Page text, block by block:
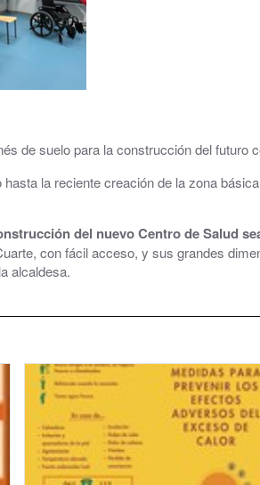
· Servicios Sociales
de suelo para la construcción del futuro
la reciente creación de la zona
del nuevo Centro de Salud
con fácil acceso, y sus grandes
alcaldesa.